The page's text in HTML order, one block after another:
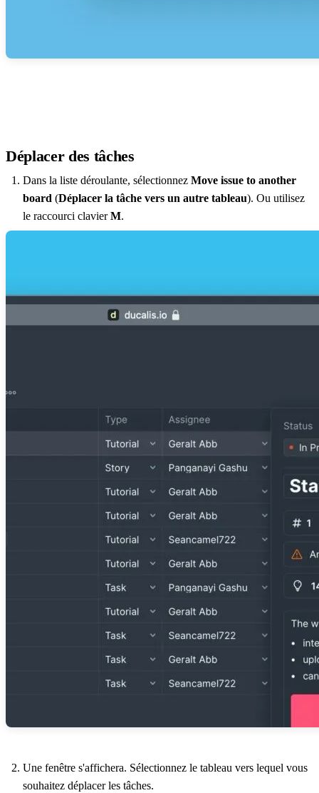
Déplacer des tâches
Dans la liste déroulante, sélectionnez Move issue to another
board (Déplacer la tâche vers un autre tableau). Ou utilisez
le raccourci clavierM.
Une fenêtre s'affichera. Sélectionnez le tableau vers lequel vous
souhaitez déplacer les tâches.